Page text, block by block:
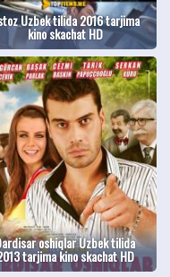
Uzbek tilida 2016 tarjima
kino skachat HD
oshiqlar Uzbek tilida
tarjima kino skachat HD